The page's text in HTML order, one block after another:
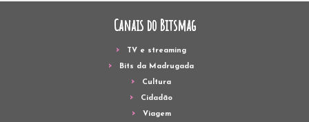
Canais do Bitsmag
TV e streaming
Bits da Madrugada
Cultura
Cidadão
Viagem